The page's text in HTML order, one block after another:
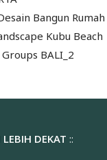
LEBIH DEKAT::